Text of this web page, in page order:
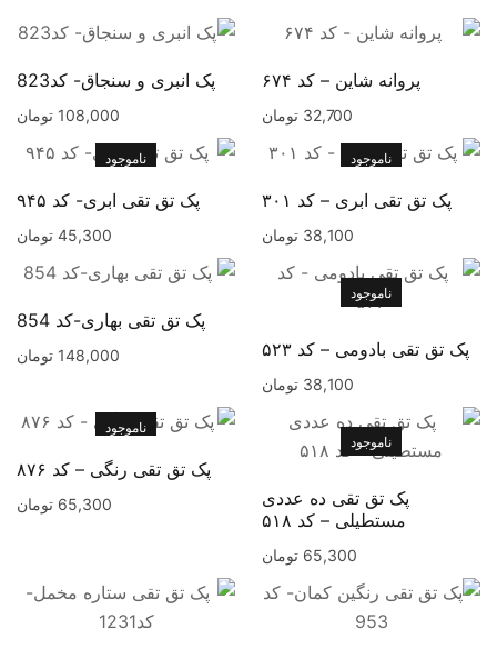
پروانه شاین – کد ۶۷۴
32,700 تومان
پک انبری و سنجاق- کد823
108,000 تومان
ناموجود
پک تق تقی ابری – کد ۳۰۱
38,100 تومان
ناموجود
پک تق تقی ابری- کد ۹۴۵
45,300 تومان
ناموجود
پک تق تقی بادومی – کد ۵۲۳
38,100 تومان
پک تق تقی بهاری-کد 854
148,000 تومان
ناموجود
پک تق تقی ده عددی
مستطیلی – کد ۵۱۸
65,300 تومان
ناموجود
پک تق تقی رنگی – کد ۸۷۶
65,300 تومان